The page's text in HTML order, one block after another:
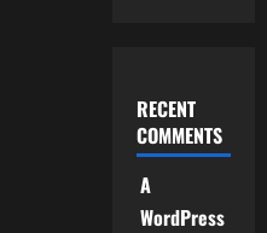
RECENT
COMMENTS
A
WordPress